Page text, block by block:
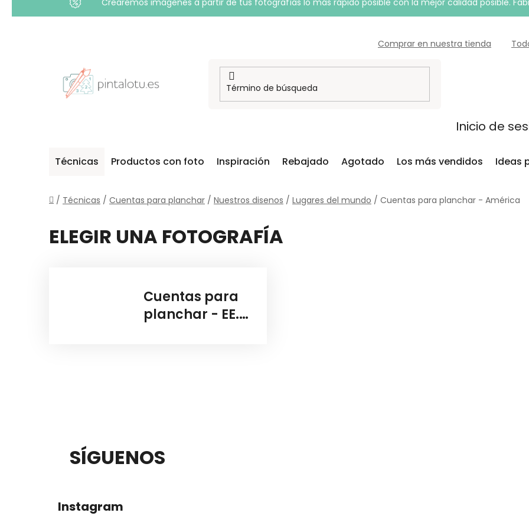
Crearemos imágenes a partir de tus fotografías lo más rápido posible con la mejor calidad posible.
Comprar en nuestra tienda
Inicio de
Técnicas Productos con foto Inspiración Rebajado Agotado Los más vendidos Ideas
Inicio
/ Técnicas / Cuentas para planchar / Nuestros disenos / Lugares del mundo / Cuentas para planchar - América
ELEGIR UNA FOTOGRAFÍA
Cuentas para
planchar - EE.
SÍGUENOS
Instagram